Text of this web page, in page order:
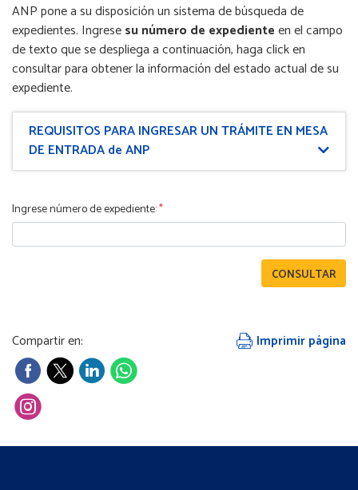
ANP pone a su disposición un sistema de búsqueda de
expedientes. Ingresesu número de expedienteen el campo
de texto que se despliega a continuación, haga click en
consultar para obtener la información del estado actual de su
expediente.
REQUISITOS PARA INGRESAR UN TRÁMITE EN MESA
DE ENTRADA de ANP
Ingrese número de expediente:*
Compartir en: Imprimir página